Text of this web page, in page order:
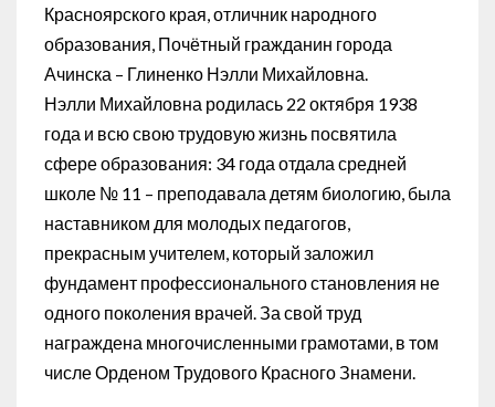
Красноярского края, отличник народного
образования, Почётный гражданин города
Ачинска – Глиненко Нэлли Михайловна.
Нэлли Михайловна родилась 22 октября 1938
года и всю свою трудовую жизнь посвятила
сфере образования: 34 года отдала средней
школе № 11 – преподавала детям биологию, была
наставником для молодых педагогов,
прекрасным учителем, который заложил
фундамент профессионального становления не
одного поколения врачей. За свой труд
награждена многочисленными грамотами, в том
числе Орденом Трудового Красного Знамени.